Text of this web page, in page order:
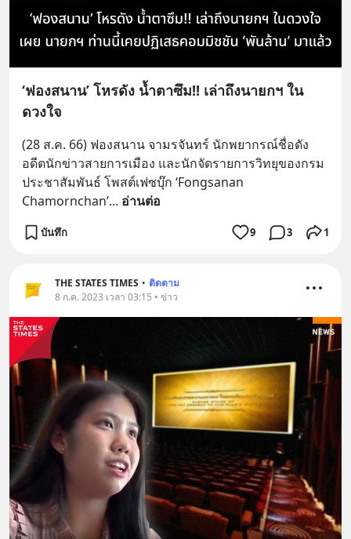
‘ฟองสนาน’ โหรดัง น้ำตาซึม!! เล่าถึงนายกฯ ใน
ดวงใจ
(28 ส.ค. 66) ฟองสนาน จามรจันทร์ นักพยากรณ์ชื่อดัง
อดีตนักข่าวสายการเมือง และนักจัดรายการวิทยุของกรม
ประชาสัมพันธ์ โพสต์เฟซบุ๊ก ‘Fongsanan
Chamornchan’... อ่านต่อ
บันทึก 9 3 1
THE STATES TIMES • ติดตาม
8 ก.ค. 2023 เวลา 03:15 • ข่าว